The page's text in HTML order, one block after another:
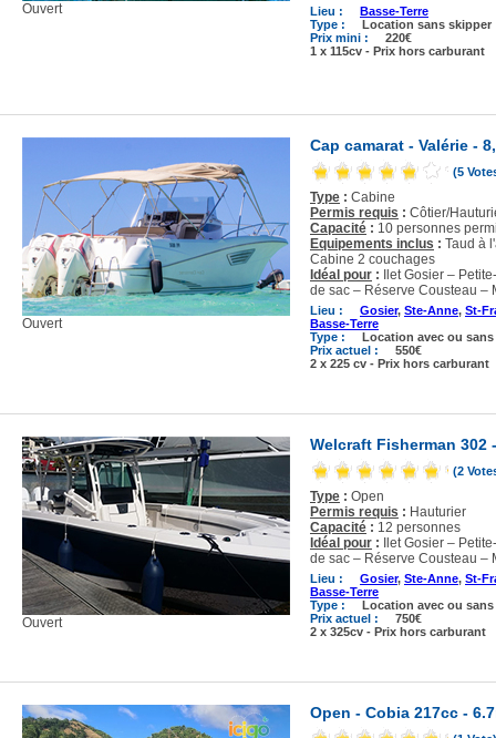
Ouvert Lieu :
Basse-Terre
Type :
Location sans skipper
Prix mini :
220€
1 x 115cv - Prix hors carburant
Ouvert
Cap camarat - Valérie -
(5
Type : Cabine
Permis requis : Côtier/
Capacité : 10 personnes
Equipements inclus : Taud à
Cabine 2 couchages
Idéal pour :
Ilet Gosier –
de sac – Réserve Cousteau –
Lieu : Gosier, Ste-Anne, St-
Basse-Terre
Type :
Location avec ou
Prix actuel :
550€
2 x 225 cv - Prix hors carburant
Ouvert
Welcraft Fisherman 302
(2
Type : Open
Permis requis : Hauturier
Capacité : 12 personnes
Idéal pour :
Ilet Gosier –
de sac – Réserve Cousteau –
Lieu : Gosier, Ste-Anne, St-
Basse-Terre
Type :
Location avec ou
Prix actuel :
750€
2 x 325cv - Prix hors carburant
Open - Cobia 217cc -